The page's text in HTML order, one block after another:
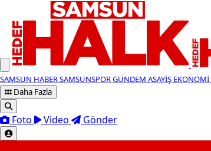
SAMSUN HABERSAMSUNSPORGÜNDEM ASAYİŞ EKONOMİ
Daha Fazla
Foto Video Gönder